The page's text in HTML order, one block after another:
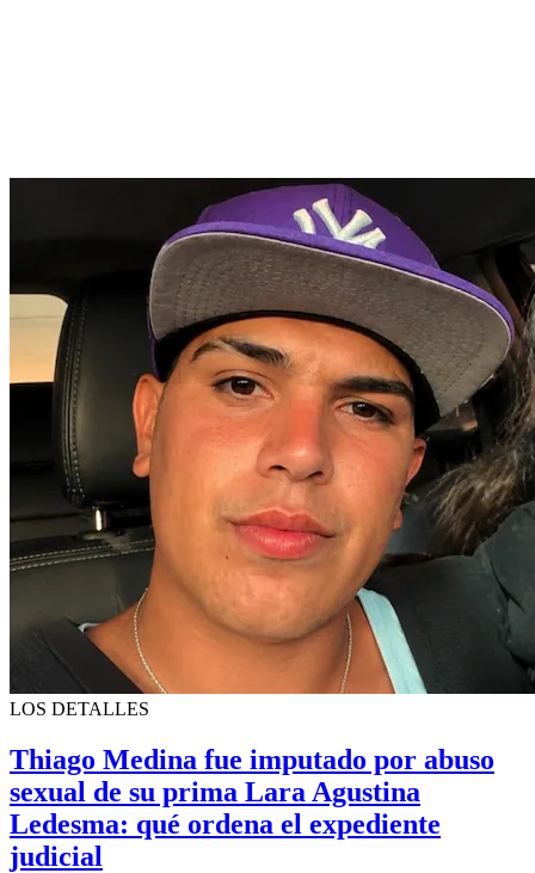
LOS DETALLES
Thiago Medina fue imputado por abuso
sexual de su prima Lara Agustina
Ledesma: qué ordena el expediente
judicial